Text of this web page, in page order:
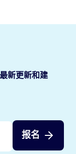
新更新和建
报名